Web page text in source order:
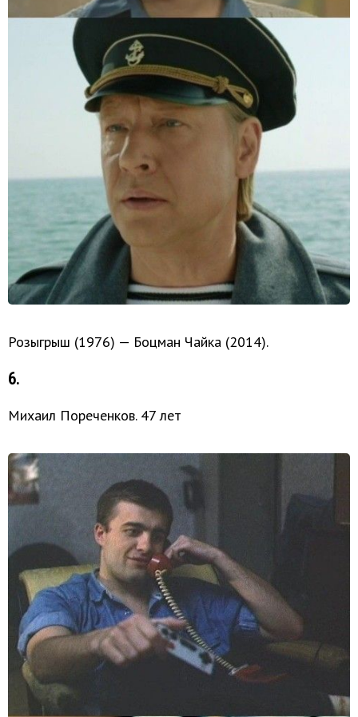
Розыгрыш (1976) — Боцман Чайка (2014).
6.
Михаил Пореченков. 47 лет